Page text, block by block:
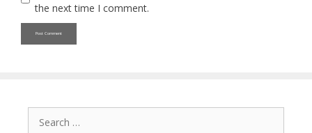
the next time I comment.